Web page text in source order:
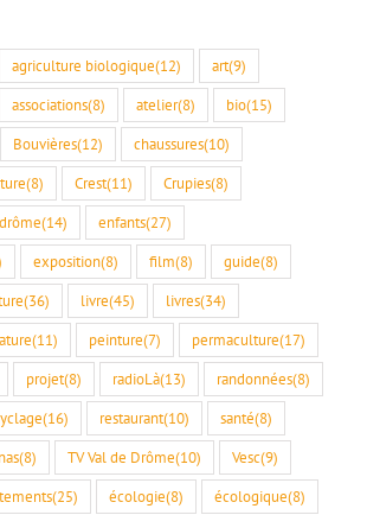
agriculture biologique(12) art(9)
associations(8) atelier(8) bio(15)
Bouvières(12) chaussures(10)
(8) Crest(11) Crupies(8)
drôme(14) enfants(27)
exposition(8) film(8) guide(8)
(36) livre(45) livres(34)
(11) peinture(7) permaculture(17)
projet(8) radioLà(13) randonnées(8)
(16) restaurant(10) santé(8)
(8) TV Val de Drôme(10) Vesc(9)
(25) écologie(8) écologique(8)